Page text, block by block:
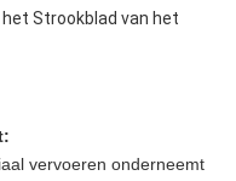
vervoeren onderneemt